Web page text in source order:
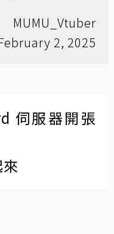
2, 2025
伺服器開張